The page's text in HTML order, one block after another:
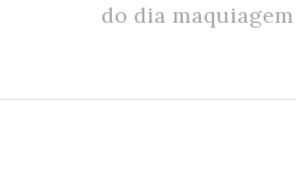
do dia maquiagem